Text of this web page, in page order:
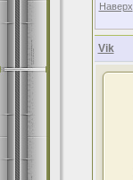
Наверх
Vik